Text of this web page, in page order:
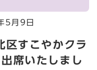
5月9日
区すこやかクラ
席いたしまし